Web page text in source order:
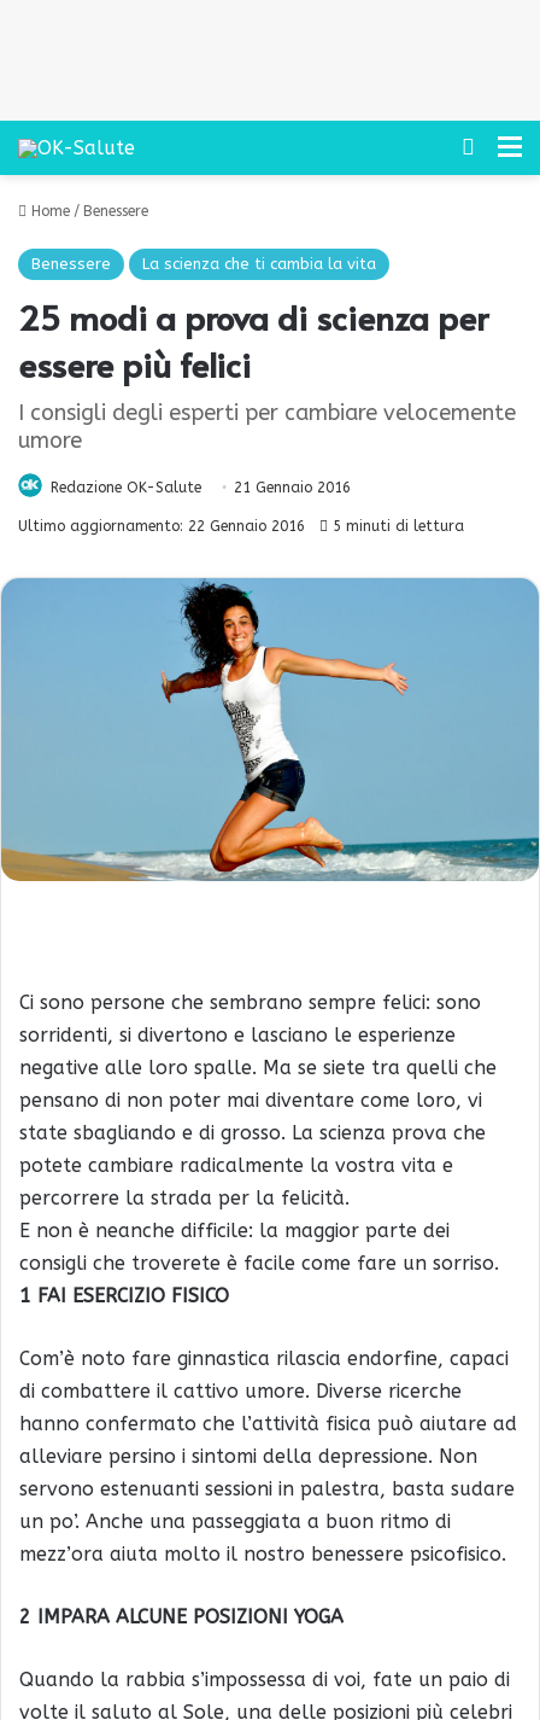
Cerca
Home / Benessere
Benessere La scienza che ti cambia la vita
25 modi a prova di scienza per
essere più felici
I consigli degli esperti per cambiare velocemente
umore
Redazione OK-Salute 21 Gennaio 2016
Ultimo aggiornamento: 22 Gennaio 2016 5 minuti di lettura
Ci sono persone che sembrano sempre felici: sono
sorridenti, si divertono e lasciano le esperienze
negative alle loro spalle. Ma se siete tra quelli che
pensano di non poter mai diventare come loro, vi
state sbagliando e di grosso. La scienza prova che
potete cambiare radicalmente la vostra vita e
percorrere la strada per la felicità.
E non è neanche difficile: la maggior parte dei
consigli che troverete è facile come fare un sorriso.
1 FAI ESERCIZIO FISICO
Com’è noto fare ginnastica rilascia endorfine, capaci
di combattere il cattivo umore. Diverse ricerche
hanno confermato che l’attività fisica può aiutare ad
alleviare persino i sintomi della depressione. Non
servono estenuanti sessioni in palestra, basta sudare
un po’. Anche una passeggiata a buon ritmo di
mezz’ora aiuta molto il nostro benessere psicofisico.
2 IMPARA ALCUNE POSIZIONI YOGA
Quando la rabbia s’impossessa di voi, fate un paio di
volte il saluto al Sole, una delle posizioni più celebri